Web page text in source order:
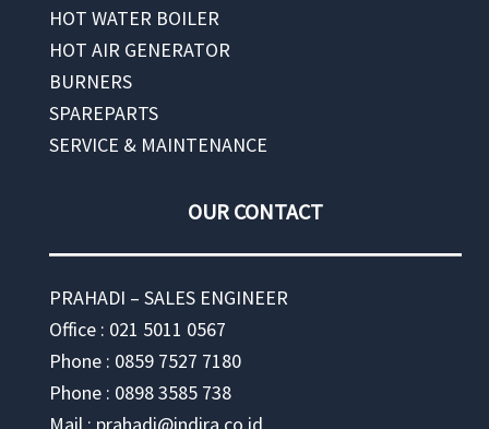
HOT WATER BOILER
HOT AIR GENERATOR
BURNERS
SPAREPARTS
SERVICE & MAINTENANCE
OUR CONTACT
PRAHADI – SALES ENGINEER
Office : 021 5011 0567
Phone : 0859 7527 7180
Phone : 0898 3585 738
Mail : prahadi@indira.co.id